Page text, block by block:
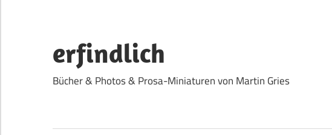
springen
erfindlich
Bücher & Photos & Prosa-Miniaturen von Martin Gries